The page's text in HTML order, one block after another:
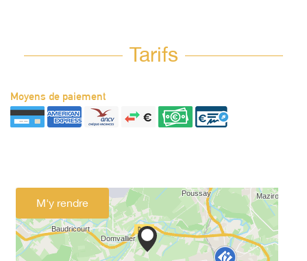
Tarifs
Moyens de paiement
M'y rendre